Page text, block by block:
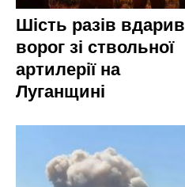
Шість разів вдарив
ворог зі ствольної
артилерії на
Луганщині